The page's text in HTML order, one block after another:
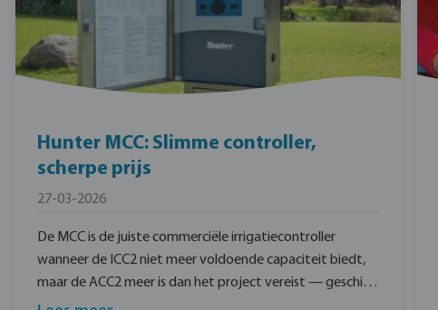
Hunter MCC: Slimme controller,
scherpe prijs
27-03-2026
De MCC is de juiste commerciële irrigatiecontroller
wanneer de ICC2 niet meer voldoende capaciteit biedt,
maar de ACC2 meer is dan het project vereist — geschikt
voor sportvelden, grote parken, randgebieden van